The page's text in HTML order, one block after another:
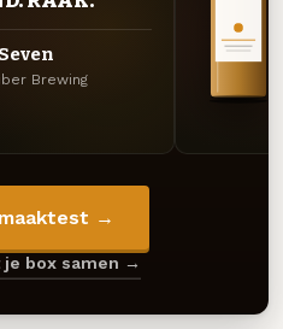
Brewing
→
box samen →